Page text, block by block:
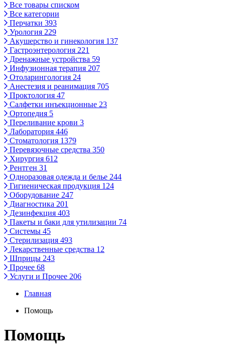
Все товары списком
Все категории
Перчатки 393
Урология 229
Акушерство и гинекология 137
Гастроэнтерология 221
Дренажные устройства 59
Инфузионная терапия 207
Отоларингология 24
Анестезия и реанимация 705
Проктология 47
Салфетки инъекционные 23
Ортопедия 5
Переливание крови 3
Лаборатория 446
Стоматология 1379
Перевязочные средства 350
Хирургия 612
Рентген 31
Одноразовая одежда и белье 244
Гигиеническая продукция 124
Оборудование 247
Диагностика 201
Дезинфекция 403
Пакеты и баки для утилизации 74
Системы 45
Стерилизация 493
Лекарственные средства 12
Шприцы 243
Прочее 68
Услуги и Прочее 206
Главная
Помощь
Помощь